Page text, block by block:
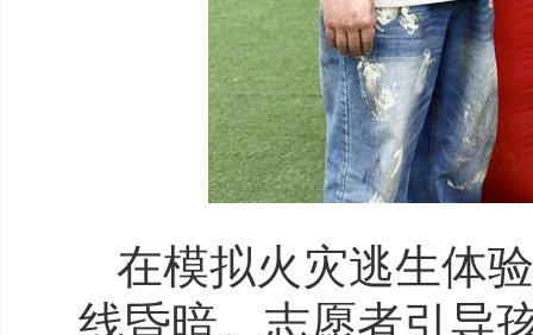
在模拟火灾逃生体
线昏暗。志愿者引导